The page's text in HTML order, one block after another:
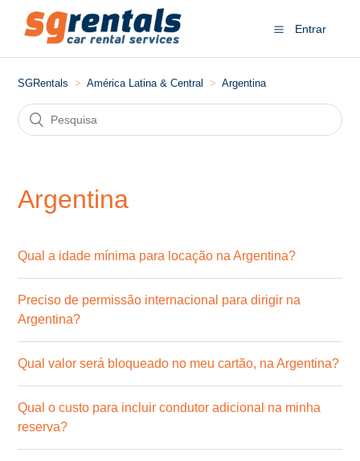
Entrar
SGRentals América Latina & Central Argentina
Argentina
Qual a idade mínima para locação na Argentina?
Preciso de permissão internacional para dirigir na
Argentina?
Qual valor será bloqueado no meu cartão, na Argentina?
Qual o custo para incluir condutor adicional na minha
reserva?